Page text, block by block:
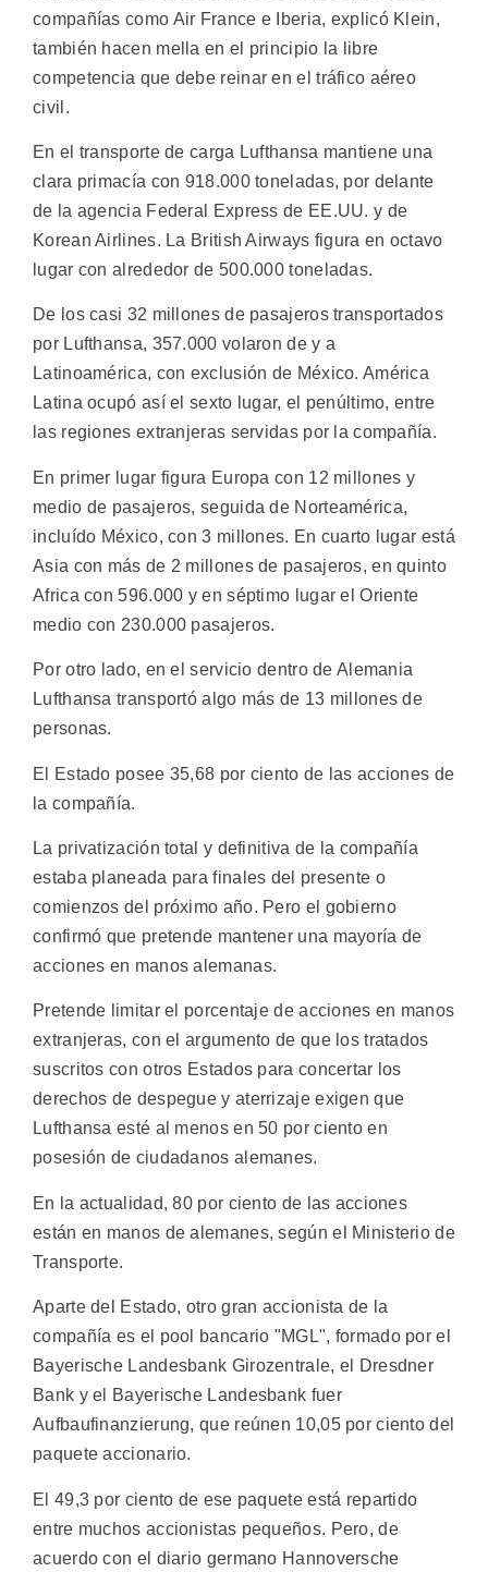
compañías como Air France e Iberia, explicó Klein,
también hacen mella en el principio la libre
competencia que debe reinar en el tráfico aéreo
civil.
En el transporte de carga Lufthansa mantiene una
clara primacía con 918.000 toneladas, por delante
de la agencia Federal Express de EE.UU. y de
Korean Airlines. La British Airways figura en octavo
lugar con alrededor de 500.000 toneladas.
De los casi 32 millones de pasajeros transportados
por Lufthansa, 357.000 volaron de y a
Latinoamérica, con exclusión de México. América
Latina ocupó así el sexto lugar, el penúltimo, entre
las regiones extranjeras servidas por la compañía.
En primer lugar figura Europa con 12 millones y
medio de pasajeros, seguida de Norteamérica,
incluído México, con 3 millones. En cuarto lugar está
Asia con más de 2 millones de pasajeros, en quinto
Africa con 596.000 y en séptimo lugar el Oriente
medio con 230.000 pasajeros.
Por otro lado, en el servicio dentro de Alemania
Lufthansa transportó algo más de 13 millones de
personas.
El Estado posee 35,68 por ciento de las acciones de
la compañía.
La privatización total y definitiva de la compañía
estaba planeada para finales del presente o
comienzos del próximo año. Pero el gobierno
confirmó que pretende mantener una mayoría de
acciones en manos alemanas.
Pretende limitar el porcentaje de acciones en manos
extranjeras, con el argumento de que los tratados
suscritos con otros Estados para concertar los
derechos de despegue y aterrizaje exigen que
Lufthansa esté al menos en 50 por ciento en
posesión de ciudadanos alemanes.
En la actualidad, 80 por ciento de las acciones
están en manos de alemanes, según el Ministerio de
Transporte.
Aparte del Estado, otro gran accionista de la
compañía es el pool bancario "MGL", formado por el
Bayerische Landesbank Girozentrale, el Dresdner
Bank y el Bayerische Landesbank fuer
Aufbaufinanzierung, que reúnen 10,05 por ciento del
paquete accionario.
El 49,3 por ciento de ese paquete está repartido
entre muchos accionistas pequeños. Pero, de
acuerdo con el diario germano Hannoversche